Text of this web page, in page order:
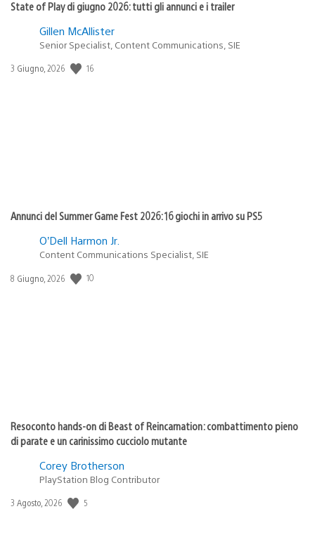
State of Play di giugno 2026: tutti gli annunci e i trailer
Gillen McAllister
Senior Specialist, Content Communications, SIE
Data
3 Giugno, 2026 16
Annunci del Summer Game Fest 2026: 16 giochi in arrivo su PS5
O’Dell Harmon Jr.
Content Communications Specialist, SIE
Data
8 Giugno, 2026 10
Resoconto hands-on di Beast of Reincarnation: combattimento pieno
di parate e un carinissimo cucciolo mutante
Corey Brotherson
PlayStation Blog Contributor
Data
3 Agosto, 2026 5